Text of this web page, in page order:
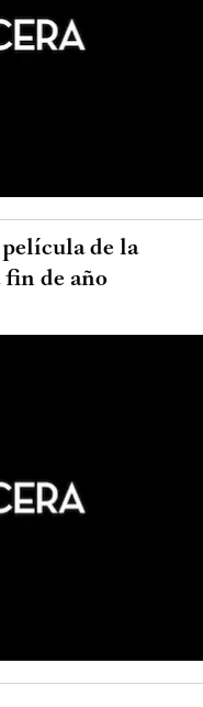
de la
fin de año